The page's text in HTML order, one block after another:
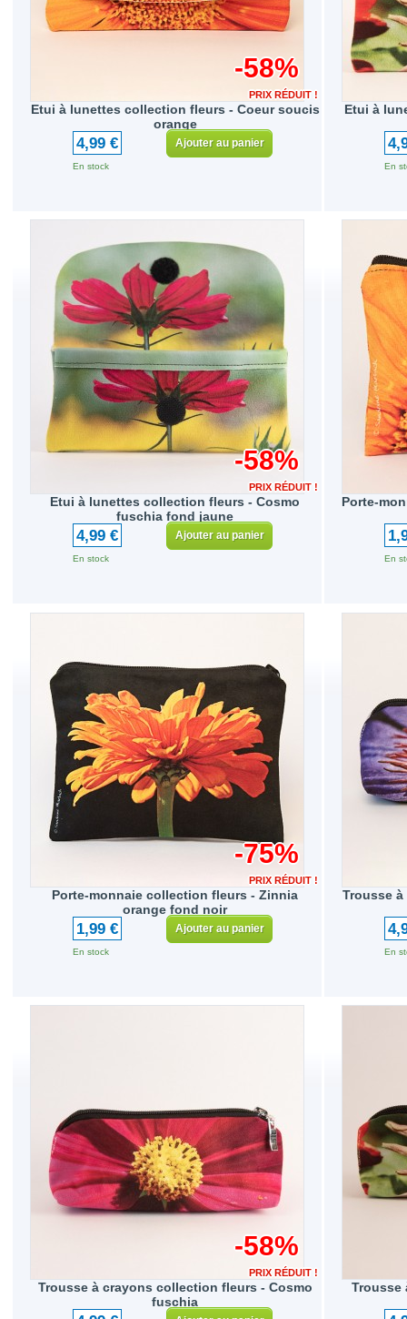
Etui à lunettes collection fleurs - Coeur soucis
orange
PRIX RÉDUIT !
-58%
4,99 €
En stock
Ajouter au panier
Etui à
En
Etui à lunettes collection fleurs - Cosmo
fuschia fond jaune
PRIX RÉDUIT !
-58%
4,99 €
En stock
Ajouter au panier
Porte-
En
Porte-monnaie collection fleurs - Zinnia
orange fond noir
PRIX RÉDUIT !
-75%
1,99 €
En stock
Ajouter au panier
Trousse
En
Trousse à crayons collection fleurs - Cosmo
fuschia
PRIX RÉDUIT !
-58%
Trousse